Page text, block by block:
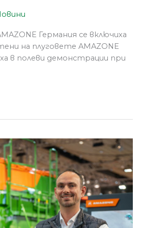
Германия се включиха
на плуговете AMAZONE
в полеви демонстрации при